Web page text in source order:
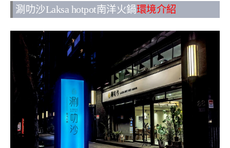
涮叻沙Laksa hotpot南洋火鍋環境介紹